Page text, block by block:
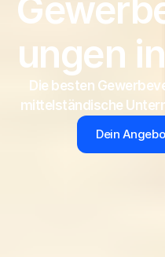
ungen
Die besten
mittelständische
Dein